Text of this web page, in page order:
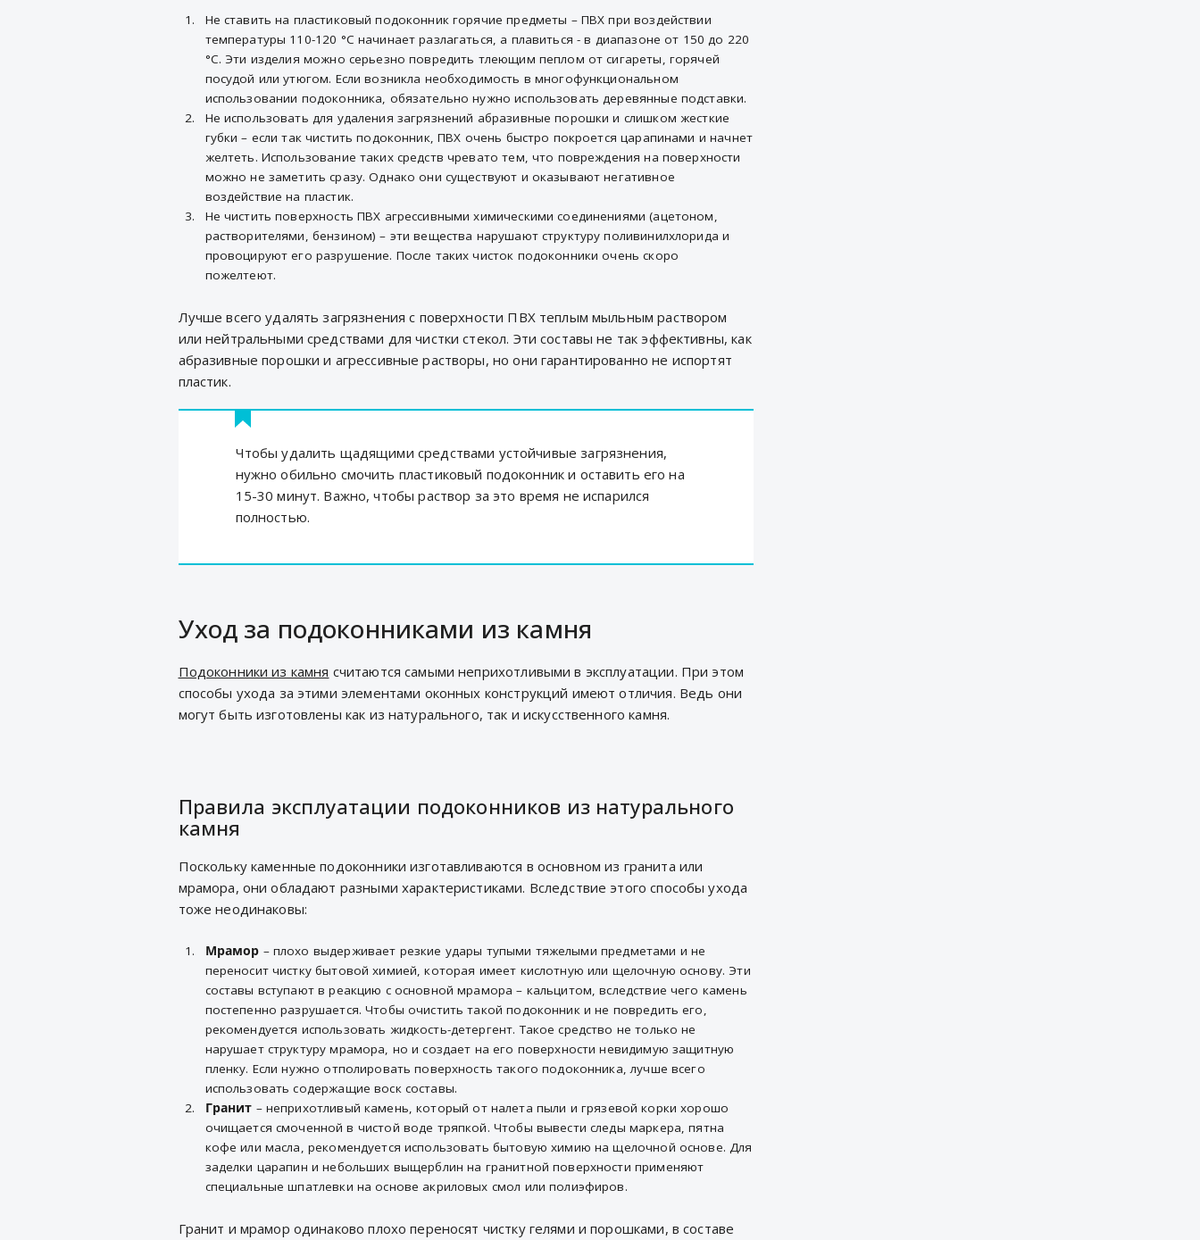
Не ставить на пластиковый подоконник горячие предметы – ПВХ при воздействии
температуры 110-120 °C начинает разлагаться, а плавиться - в диапазоне от 150 до 220
°C. Эти изделия можно серьезно повредить тлеющим пеплом от сигареты, горячей
посудой или утюгом. Если возникла необходимость в многофункциональном
использовании подоконника, обязательно нужно использовать деревянные подставки.
Не использовать для удаления загрязнений абразивные порошки и слишком жесткие
губки – если так чистить подоконник, ПВХ очень быстро покроется царапинами и начнет
желтеть. Использование таких средств чревато тем, что повреждения на поверхности
можно не заметить сразу. Однако они существуют и оказывают негативное
воздействие на пластик.
Не чистить поверхность ПВХ агрессивными химическими соединениями (ацетоном,
растворителями, бензином) – эти вещества нарушают структуру поливинилхлорида и
провоцируют его разрушение. После таких чисток подоконники очень скоро
пожелтеют.
Лучше всего удалять загрязнения с поверхности ПВХ теплым мыльным раствором
или нейтральными средствами для чистки стекол. Эти составы не так эффективны, как
абразивные порошки и агрессивные растворы, но они гарантированно не испортят
пластик.
Чтобы удалить щадящими средствами устойчивые загрязнения,
нужно обильно смочить пластиковый подоконник и оставить его на
15-30 минут. Важно, чтобы раствор за это время не испарился
полностью.
Уход за подоконниками из камня
Подоконники из камня считаются самыми неприхотливыми в эксплуатации. При этом
способы ухода за этими элементами оконных конструкций имеют отличия. Ведь они
могут быть изготовлены как из натурального, так и искусственного камня.
Правила эксплуатации подоконников из натурального
камня
Поскольку каменные подоконники изготавливаются в основном из гранита или
мрамора, они обладают разными характеристиками. Вследствие этого способы ухода
тоже неодинаковы:
Мрамор – плохо выдерживает резкие удары тупыми тяжелыми предметами и не
переносит чистку бытовой химией, которая имеет кислотную или щелочную основу. Эти
составы вступают в реакцию с основной мрамора – кальцитом, вследствие чего камень
постепенно разрушается. Чтобы очистить такой подоконник и не повредить его,
рекомендуется использовать жидкость-детергент. Такое средство не только не
нарушает структуру мрамора, но и создает на его поверхности невидимую защитную
пленку. Если нужно отполировать поверхность такого подоконника, лучше всего
использовать содержащие воск составы.
Гранит – неприхотливый камень, который от налета пыли и грязевой корки хорошо
очищается смоченной в чистой воде тряпкой. Чтобы вывести следы маркера, пятна
кофе или масла, рекомендуется использовать бытовую химию на щелочной основе. Для
заделки царапин и небольших выщерблин на гранитной поверхности применяют
специальные шпатлевки на основе акриловых смол или полиэфиров.
Гранит и мрамор одинаково плохо переносят чистку гелями и порошками, в составе